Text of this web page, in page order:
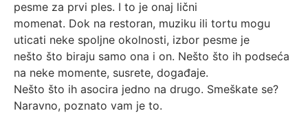
pesme za prvi ples. I to je onaj lični
momenat. Dok na restoran, muziku ili tortu mogu
uticati neke spoljne okolnosti, izbor pesme je
nešto što biraju samo ona i on. Nešto što ih podseća
na neke momente, susrete, događaje.
Nešto što ih asocira jedno na drugo. Smeškate se?
Naravno, poznato vam je to.